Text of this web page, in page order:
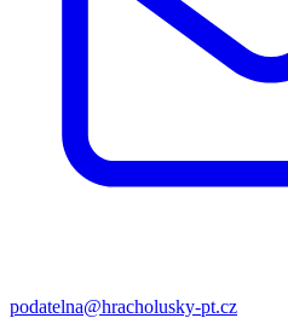
podatelna@hracholusky-pt.cz